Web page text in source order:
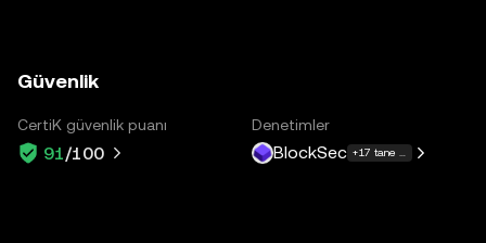
Güvenlik
CertiK güvenlik puanı
91/100
Denetimler
BlockSec +17 tane daha